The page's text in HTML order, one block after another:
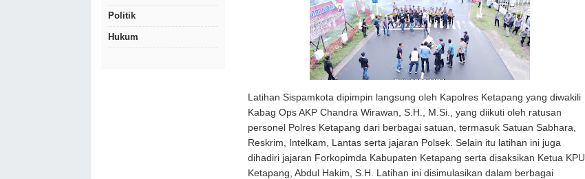
Politik
Hukum
Latihan Sispamkota dipimpin langsung oleh Kapolres Ketapang yang diwakili
Kabag Ops AKP Chandra Wirawan, S.H., M.Si., yang diikuti oleh ratusan
personel Polres Ketapang dari berbagai satuan, termasuk Satuan Sabhara,
Reskrim, Intelkam, Lantas serta jajaran Polsek. Selain itu latihan ini juga
dihadiri jajaran Forkopimda Kabupaten Ketapang serta disaksikan Ketua KPU
Ketapang, Abdul Hakim, S.H. Latihan ini disimulasikan dalam berbagai